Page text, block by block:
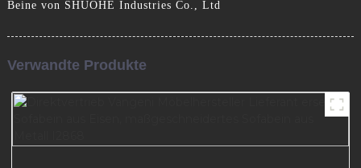
Beine von SHUOHE Industries Co., Ltd
Verwandte Produkte